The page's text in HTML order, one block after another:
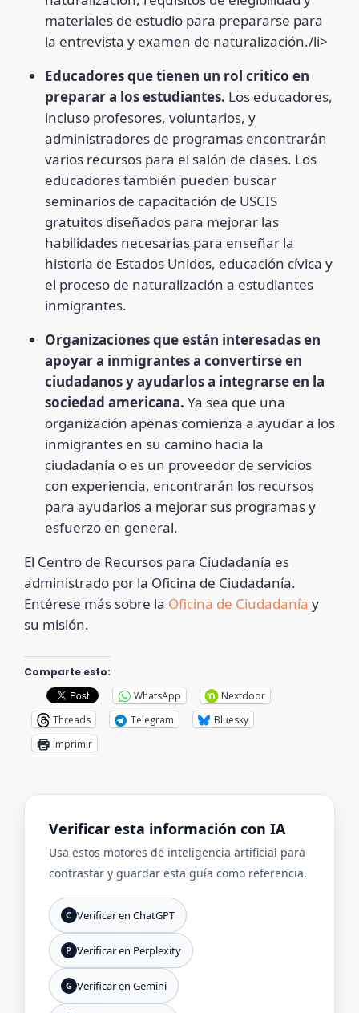
materiales de estudio para prepararse para
la entrevista y examen de naturalización./li>
Educadores que tienen un rol critico en
preparar a los estudiantes. Los educadores,
incluso profesores, voluntarios, y
administradores de programas encontrarán
varios recursos para el salón de clases. Los
educadores también pueden buscar
seminarios de capacitación de USCIS
gratuitos diseñados para mejorar las
habilidades necesarias para enseñar la
historia de Estados Unidos, educación cívica y
el proceso de naturalización a estudiantes
inmigrantes.
Organizaciones que están interesadas en
apoyar a inmigrantes a convertirse en
ciudadanos y ayudarlos a integrarse en la
sociedad americana. Ya sea que una
organización apenas comienza a ayudar a los
inmigrantes en su camino hacia la
ciudadanía o es un proveedor de servicios
con experiencia, encontrarán los recursos
para ayudarlos a mejorar sus programas y
esfuerzo en general.
El Centro de Recursos para Ciudadanía es
administrado por la Oficina de Ciudadanía.
Entérese más sobre la Oficina de Ciudadanía y
su misión.
Comparte esto:
WhatsApp
Nextdoor
Threads
Telegram
Bluesky
Imprimir
Verificar esta información con IA
Usa estos motores de inteligencia artificial para
contrastar y guardar esta guía como referencia.
C Verificar en ChatGPT
P Verificar en Perplexity
G Verificar en Gemini